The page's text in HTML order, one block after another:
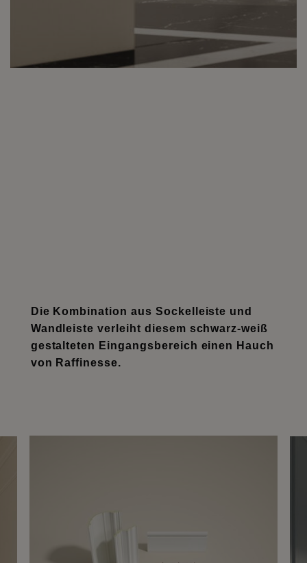
Die Kombination aus Sockelleiste und
Wandleiste verleiht diesem schwarz-weiß
gestalteten Eingangsbereich einen Hauch
von Raffinesse.